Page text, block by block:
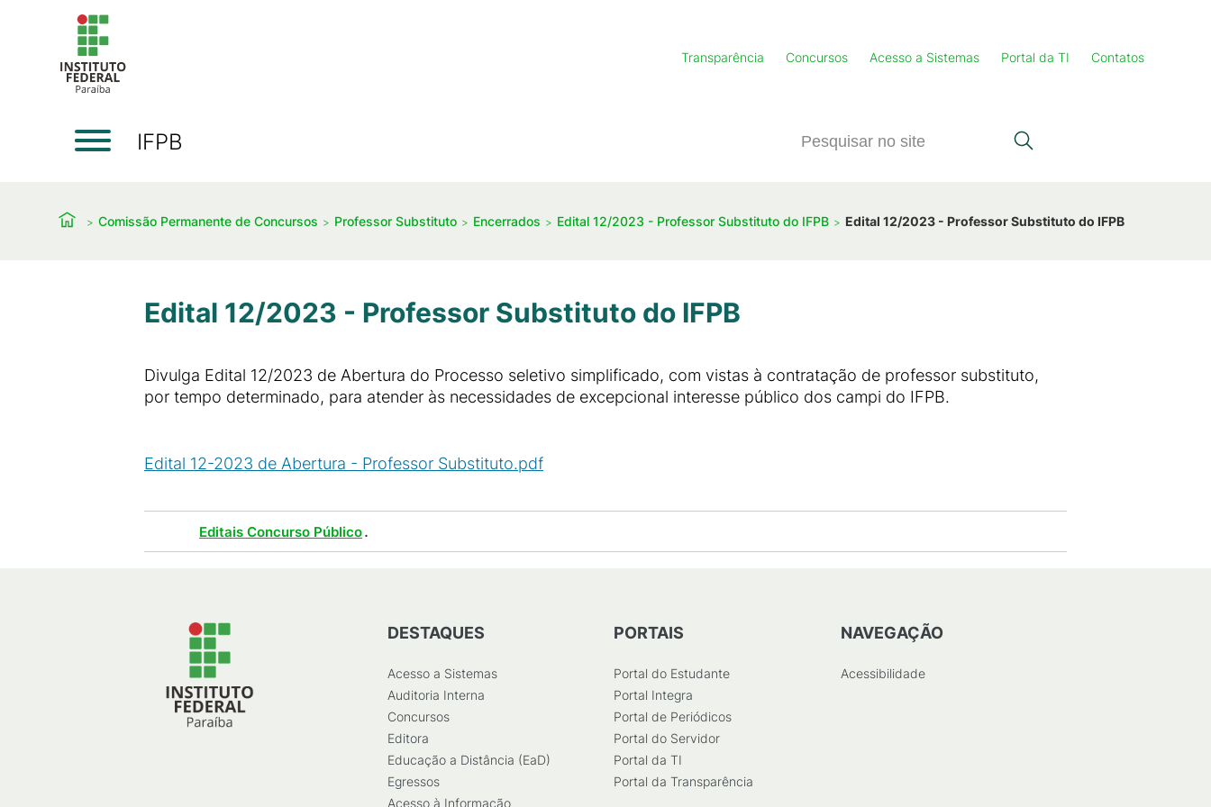
Transparência Concursos Acesso a Sistemas Portal da TI Contatos
IFPB
Comissão Permanente de Concursos Professor Substituto Encerrados Edital 12/2023 - Professor Substituto do IFPB Edital 12/2023 - Professor Substituto do IFPB
Edital 12/2023 - Professor Substituto do IFPB
Divulga Edital 12/2023 de Abertura do Processo seletivo simplificado, com vistas à contratação de professor substituto,
por tempo determinado, para atender às necessidades de excepcional interesse público dos campi do IFPB.
Edital 12-2023 de Abertura - Professor Substituto.pdf
Editais Concurso Público.
DESTAQUES
Acesso a Sistemas
Auditoria Interna
Concursos
Editora
Educação a Distância (EaD)
Egressos
Acesso à Informação
PORTAIS
Portal do Estudante
Portal Integra
Portal de Periódicos
Portal do Servidor
Portal da TI
Portal da Transparência
NAVEGAÇÃO
Acessibilidade